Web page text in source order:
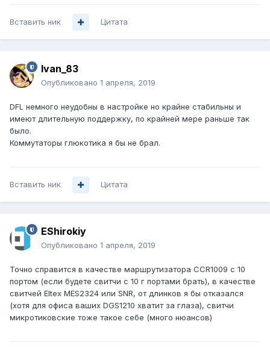
Вставить ник Цитата
Ivan_83
Опубликовано 1 апреля, 2019
DFL немного неудобны в настройке но крайне стабильны и
имеют длительную поддержку, по крайней мере раньше так
было.
Коммутаторы глюкотика я бы не брал.
Вставить ник Цитата
EShirokiy
Опубликовано 1 апреля, 2019
Точно справится в качестве маршрутизатора CCR1009 с 10
портом (если будете свитчи с 10 г портами брать), в качестве
свитчей Eltex MES2324 или SNR, от длинков я бы отказался
(хотя для офиса ваших DGS1210 хватит за глаза), свитчи
микротиковские тоже такое себе (много нюансов)